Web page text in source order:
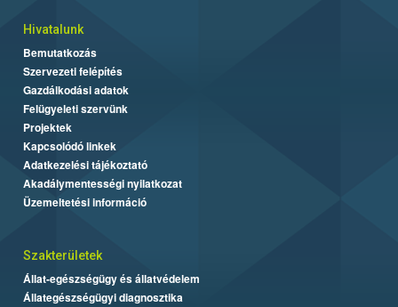
Hivatalunk
Bemutatkozás
Szervezeti felépítés
Gazdálkodási adatok
Felügyeleti szervünk
Projektek
Kapcsolódó linkek
Adatkezelési tájékoztató
Akadálymentességi nyilatkozat
Üzemeltetési információ
Szakterületek
Állat-egészségügy és állatvédelem
Állategészségügyi diagnosztika